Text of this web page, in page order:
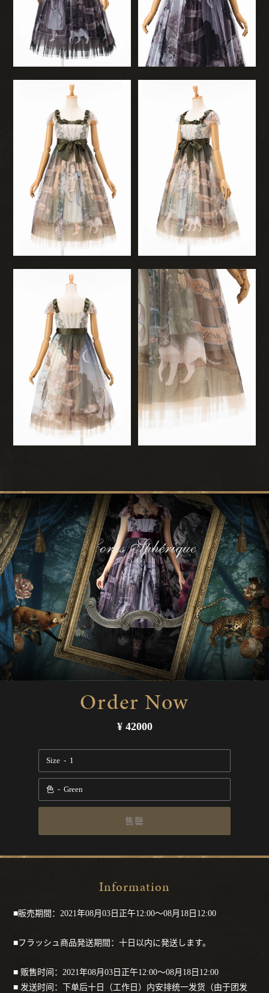
Order Now
常
格
¥ 42000
Size
色
售罄
Information
■販売期間：2021年08月03日正午12:00～08月18日12:00
■フラッシュ商品発送期間：十日以内に発送します。
■ 贩售时间：2021年08月03日正午12:00～08月18日12:00
■ 发送时间：下单后十日（工作日）内安排统一发货（由于团发